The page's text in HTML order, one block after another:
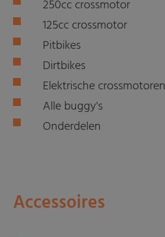
250cc crossmotor
125cc crossmotor
Pitbikes
Dirtbikes
Elektrische crossmotoren
Alle buggy's
Onderdelen
Accessoires